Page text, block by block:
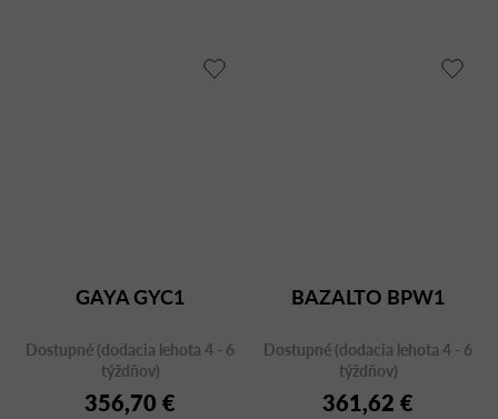
GAYA GYC1
Dostupné (dodacia lehota 4 - 6
týždňov)
356,70 €
BAZALTO BPW1
Dostupné (dodacia lehota 4 - 6
týždňov)
361,62 €